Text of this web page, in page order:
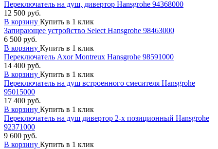
Переключатель на душ, дивертор Hansgrohe 94368000
12 500 руб.
В корзину Купить в 1 клик
Запирающее устройство Select Hansgrohe 98463000
6 500 руб.
В корзину Купить в 1 клик
Переключатель Axor Montreux Hansgrohe 98591000
14 400 руб.
В корзину Купить в 1 клик
Переключатель на душ встроенного смесителя Hansgrohe
95015000
17 400 руб.
В корзину Купить в 1 клик
Переключатель на душ дивертор 2-х позиционный Hansgrohe
92371000
9 600 руб.
В корзину Купить в 1 клик